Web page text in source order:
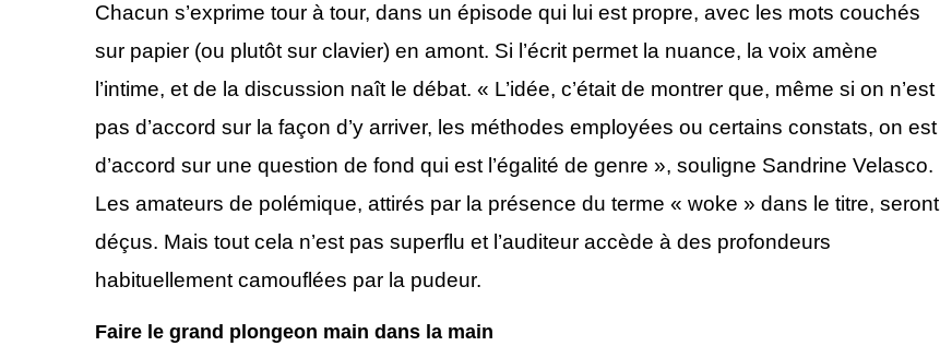
Chacun s’exprime tour à tour, dans un épisode qui lui est propre, avec les mots couchés
sur papier (ou plutôt sur clavier) en amont. Si l’écrit permet la nuance, la voix amène
l’intime, et de la discussion naît le débat. « L’idée, c’était de montrer que, même si on n’est
pas d’accord sur la façon d’y arriver, les méthodes employées ou certains constats, on est
d’accord sur une question de fond qui est l’égalité de genre », souligne Sandrine Velasco.
Les amateurs de polémique, attirés par la présence du terme « woke » dans le titre, seront
déçus. Mais tout cela n’est pas superflu et l’auditeur accède à des profondeurs
habituellement camouflées par la pudeur.
Faire le grand plongeon main dans la main